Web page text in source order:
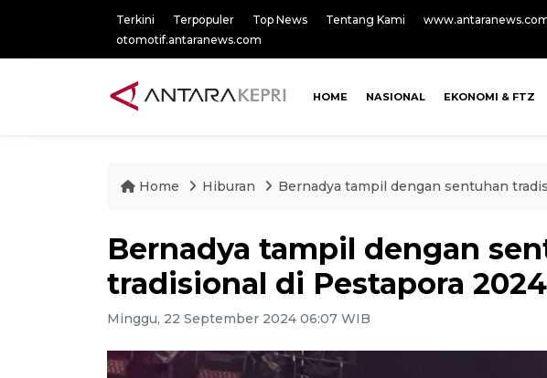
Terkini Terpopuler Top News Tentang Kami
otomotif.antaranews.com
HOME NASIONAL EKONOMI & FTZ
Home Hiburan Bernadya tampil dengan sentuhan
Bernadya tampil dengan
tradisional di Pestapora 2024
Minggu, 22 September 2024 06:07 WIB